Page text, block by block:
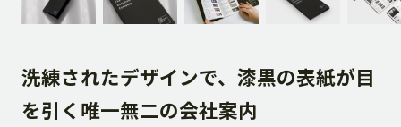
DOWNLOAD
CONTACT
洗練されたデザインで、漆黒の表紙が目
を引く唯一無二の会社案内